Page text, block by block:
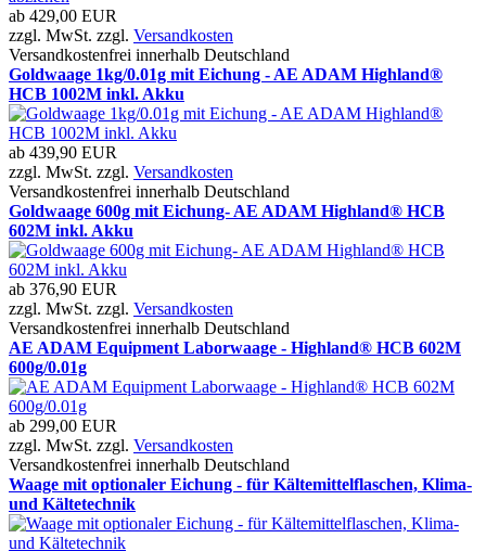
ab 429,00 EUR
zzgl. MwSt. zzgl. Versandkosten
Versandkostenfrei innerhalb Deutschland
Goldwaage 1kg/0.01g mit Eichung - AE ADAM Highland®
HCB 1002M inkl. Akku
ab 439,90 EUR
zzgl. MwSt. zzgl. Versandkosten
Versandkostenfrei innerhalb Deutschland
Goldwaage 600g mit Eichung- AE ADAM Highland® HCB
602M inkl. Akku
ab 376,90 EUR
zzgl. MwSt. zzgl. Versandkosten
Versandkostenfrei innerhalb Deutschland
AE ADAM Equipment Laborwaage - Highland® HCB 602M
600g/0.01g
ab 299,00 EUR
zzgl. MwSt. zzgl. Versandkosten
Versandkostenfrei innerhalb Deutschland
Waage mit optionaler Eichung - für Kältemittelflaschen, Klima-
und Kältetechnik